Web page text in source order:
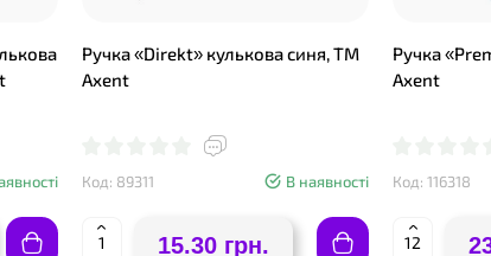
Ручка «Direkt» кулькова синя, ТМ
Axent
Код: 89311 В наявності
15.30 грн.
Ручка
Axent
Код: 116318